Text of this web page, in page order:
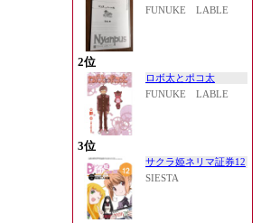
FUNUKE LABLE
2位
ロボ太とポコ太
FUNUKE LABLE
3位
サクラ姫ネリマ証券12
SIESTA